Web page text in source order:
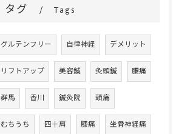
タグ Tags
グルテンフリー 自律神経 デメリット
リフトアップ 美容鍼 灸頭鍼 腰痛
群馬 香川 鍼灸院 頭痛
むちうち 四十肩 膝痛 坐骨神経痛